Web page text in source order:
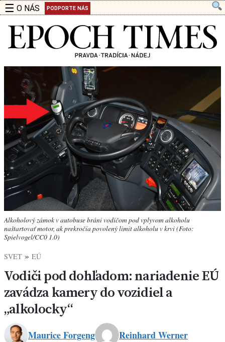
☰ O NÁS PODPORTE NÁS
Alkoholový zámok v autobuse bráni vodičom pod vplyvom alkoholu
naštartovať motor, ak prekročia povolený limit alkoholu v krvi (Foto:
Spielvogel/CC0 1.0)
SVET » EÚ
Vodiči pod dohľadom: nariadenie EÚ
zavádza kamery do vozidiel a
„alkolocky“
Maurice Forgeng Reinhard Werner